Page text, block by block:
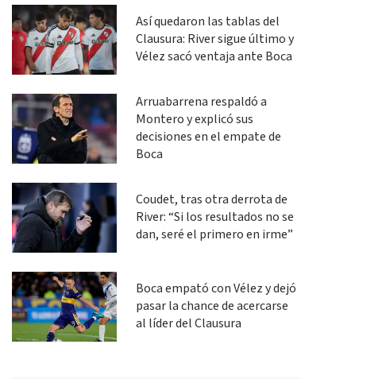
Así quedaron las tablas del
Clausura: River sigue último y
Vélez sacó ventaja ante Boca
Arruabarrena respaldó a
Montero y explicó sus
decisiones en el empate de
Boca
Coudet, tras otra derrota de
River: “Si los resultados no se
dan, seré el primero en irme”
Boca empató con Vélez y dejó
pasar la chance de acercarse
al líder del Clausura